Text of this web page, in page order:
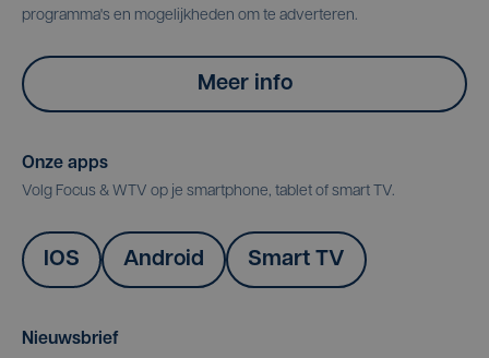
programma's en mogelijkheden om te adverteren.
Meer info
Onze apps
Volg Focus & WTV op je smartphone, tablet of smart TV.
IOS Android Smart TV
Nieuwsbrief